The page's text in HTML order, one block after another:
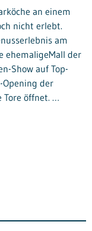
an einem
nicht erlebt.
am
ehemaligeMall der
Show auf Top-
Opening der
Tore öffnet. …